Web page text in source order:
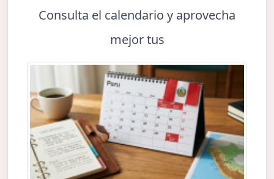
Consulta el calendario y aprovecha
mejor tus